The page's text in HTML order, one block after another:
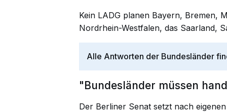
Kein LADG planen Bayern, Bremen,
Nordrhein-Westfalen, das Saarland,
Alle Antworten der Bundesländer
"Bundesländer müssen
Der Berliner Senat setzt nach